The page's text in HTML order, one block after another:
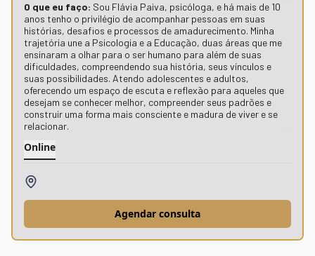
O que eu faço: Sou Flávia Paiva, psicóloga, e há mais de 10
anos tenho o privilégio de acompanhar pessoas em suas
histórias, desafios e processos de amadurecimento. Minha
trajetória une a Psicologia e a Educação, duas áreas que me
ensinaram a olhar para o ser humano para além de suas
dificuldades, compreendendo sua história, seus vínculos e
suas possibilidades. Atendo adolescentes e adultos,
oferecendo um espaço de escuta e reflexão para aqueles que
desejam se conhecer melhor, compreender seus padrões e
construir uma forma mais consciente e madura de viver e se
relacionar.
Online
Agendar consulta